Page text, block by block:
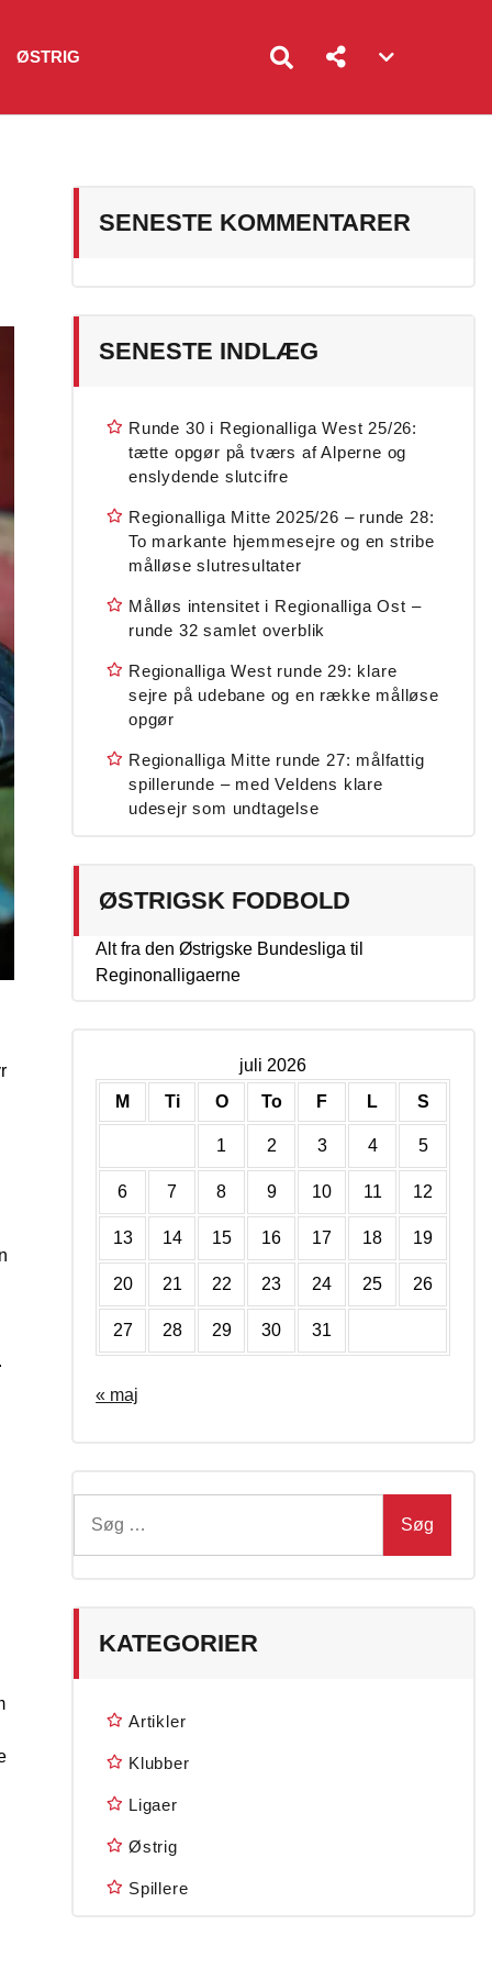
ØSTRIG
toggle
SENESTE KOMMENTARER
SENESTE INDLÆG
Runde 30 i Regionalliga West 25/26:
tætte opgør på tværs af Alperne og
enslydende slutcifre
Regionalliga Mitte 2025/26 – runde 28:
To markante hjemmesejre og en stribe
målløse slutresultater
Målløs intensitet i Regionalliga Ost –
runde 32 samlet overblik
Regionalliga West runde 29: klare
sejre på udebane og en række målløse
opgør
Regionalliga Mitte runde 27: målfattig
spillerunde – med Veldens klare
udesejr som undtagelse
ØSTRIGSK FODBOLD
Alt fra den Østrigske Bundesliga til
Reginonalligaerne
juli 2026
M
Ti O To F L S
1 2 3 4 5
6 7 8 9 10 11 12
13 14 15 16 17 18 19
20 21 22 23 24 25 26
27 28 29 30 31
« maj
efter:
KATEGORIER
Artikler
Klubber
Ligaer
Østrig
Spillere